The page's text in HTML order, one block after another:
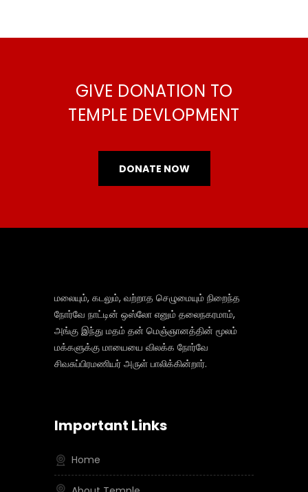
GIVE DONATION TO
TEMPLE DEVLOPMENT
DONATE NOW
மலையும், கடலும், வற்றாத செழுமையும் நிறைந்த
நோர்வே நாட்டின் ஒஸ்லோ எனும் தலைநகரமாம்,
அங்கு இந்து மதம் தன் மெஞ்ஞானத்தின் மூலம்
மக்களுக்கு மாயையை விலக்க நோர்வே
சிவசுப்பிரமணியர் அருள் பாலிக்கின்றார்.
Important Links
Home